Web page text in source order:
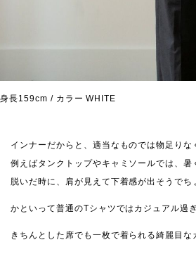
身長159cm / カラー WHITE
インナーだからと、適当なものでは物足りな
例えばタンクトップやキャミソールでは、暑
脱いだ時に、肩が見えて下着感が出そうでち
かといって普通のTシャツではカジュアル過
きちんとした席でも一枚で着られる綺麗目な